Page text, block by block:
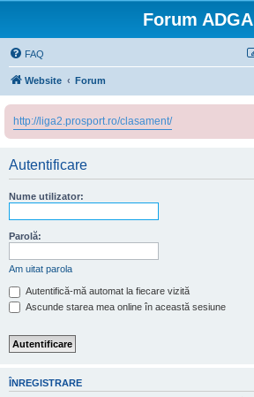
Forum ADGA
FAQ
Website Forum
http://liga2.prosport.ro/clasament/
Autentificare
Nume utilizator:
Parolă:
Am uitat parola
Autentifică-mă automat la fiecare vizită
Ascunde starea mea online în această sesiune
ÎNREGISTRARE